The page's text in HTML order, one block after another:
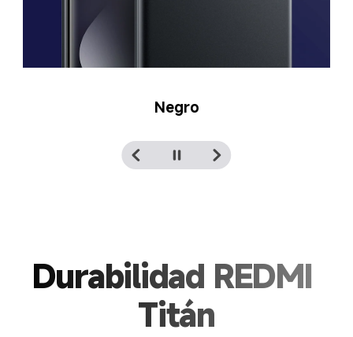
Azul glaciar
Durabilidad REDMI
Titán